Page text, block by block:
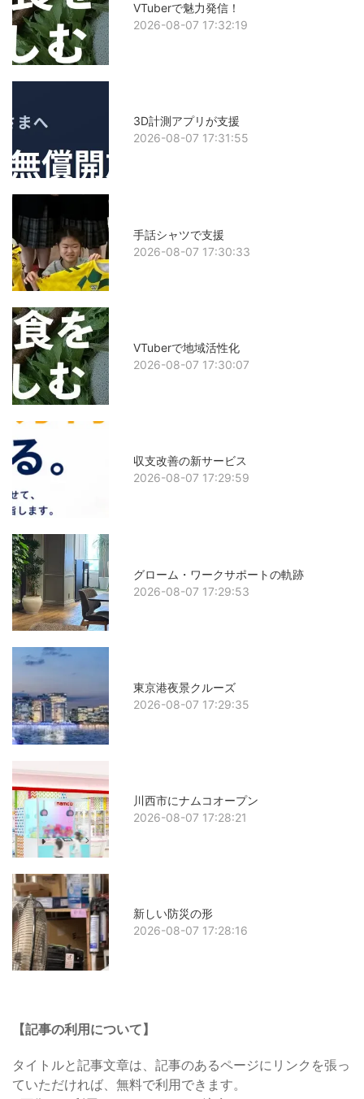
VTuberで魅力発信！
2026-08-07 17:32:19
3D計測アプリが支援
2026-08-07 17:31:55
手話シャツで支援
2026-08-07 17:30:33
VTuberで地域活性化
2026-08-07 17:30:07
収支改善の新サービス
2026-08-07 17:29:59
グローム・ワークサポートの軌跡
2026-08-07 17:29:53
東京港夜景クルーズ
2026-08-07 17:29:35
川西市にナムコオープン
2026-08-07 17:28:21
新しい防災の形
2026-08-07 17:28:16
【記事の利用について】
タイトルと記事文章は、記事のあるページにリンクを張っ
ていただければ、無料で利用できます。